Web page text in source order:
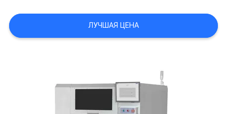
САЙТА
ЛУЧШАЯ ЦЕНА